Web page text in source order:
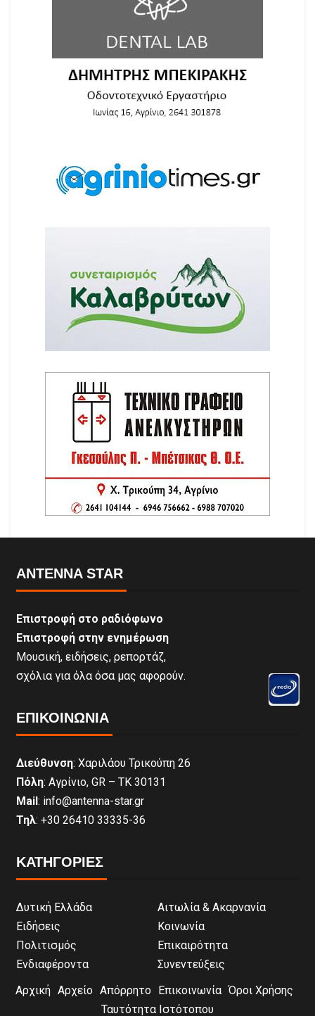
ANTENNA STAR
Επιστροφή στο ραδιόφωνο
Επιστροφή στην ενημέρωση
Μουσική, ειδήσεις, ρεπορτάζ,
σχόλια για όλα όσα μας αφορούν.
ΕΠΙΚΟΙΝΩΝΊΑ
Διεύθυνση: Χαριλάου Τρικούπη 26
Πόλη: Αγρίνιο, GR – ΤΚ 30131
Mail: info@antenna-star.gr
Τηλ: +30 26410 33335-36
ΚΑΤΗΓΟΡΙΕΣ
Δυτική Ελλάδα
Αιτωλία & Ακαρνανία
Ειδήσεις
Κοινωνία
Πολιτισμός
Επικαιρότητα
Ενδιαφέροντα
Συνεντεύξεις
Αρχική Αρχείο Απόρρητο Επικοινωνία Όροι Χρήσης
Ταυτότητα Ιστότοπου